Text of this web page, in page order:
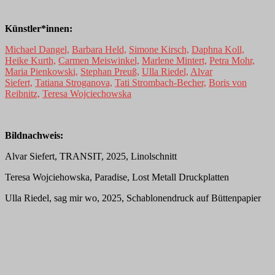
Künstler*innen:
Michael Dangel, Barbara Held, Simone Kirsch, Daphna Koll,
Heike Kurth, Carmen Meiswinkel, Marlene Mintert, Petra Mohr,
Maria Pienkowski, Stephan Preuß, Ulla Riedel, Alvar
Siefert, Tatiana Stroganova, Tati Strombach-Becher, Boris von
Reibnitz, Teresa Wojciechowska
Bildnachweis:
Alvar Siefert, TRANSIT, 2025, Linolschnitt
Teresa Wojciehowska, Paradise, Lost Metall Druckplatten
Ulla Riedel, sag mir wo, 2025, Schablonendruck auf Büttenpapier